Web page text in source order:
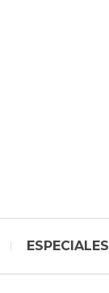
ESPECIALES